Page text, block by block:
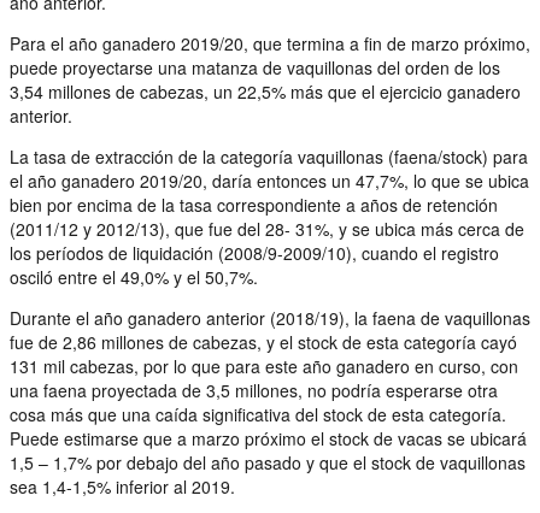
Para el año ganadero 2019/20, que termina a fin de marzo próximo,
puede proyectarse una matanza de vaquillonas del orden de los
3,54 millones de cabezas, un 22,5% más que el ejercicio ganadero
anterior.
La tasa de extracción de la categoría vaquillonas (faena/stock) para
el año ganadero 2019/20, daría entonces un 47,7%, lo que se ubica
bien por encima de la tasa correspondiente a años de retención
(2011/12 y 2012/13), que fue del 28- 31%, y se ubica más cerca de
los períodos de liquidación (2008/9-2009/10), cuando el registro
osciló entre el 49,0% y el 50,7%.
Durante el año ganadero anterior (2018/19), la faena de vaquillonas
fue de 2,86 millones de cabezas, y el stock de esta categoría cayó
131 mil cabezas, por lo que para este año ganadero en curso, con
una faena proyectada de 3,5 millones, no podría esperarse otra
cosa más que una caída significativa del stock de esta categoría.
Puede estimarse que a marzo próximo el stock de vacas se ubicará
1,5 – 1,7% por debajo del año pasado y que el stock de vaquillonas
sea 1,4-1,5% inferior al 2019.